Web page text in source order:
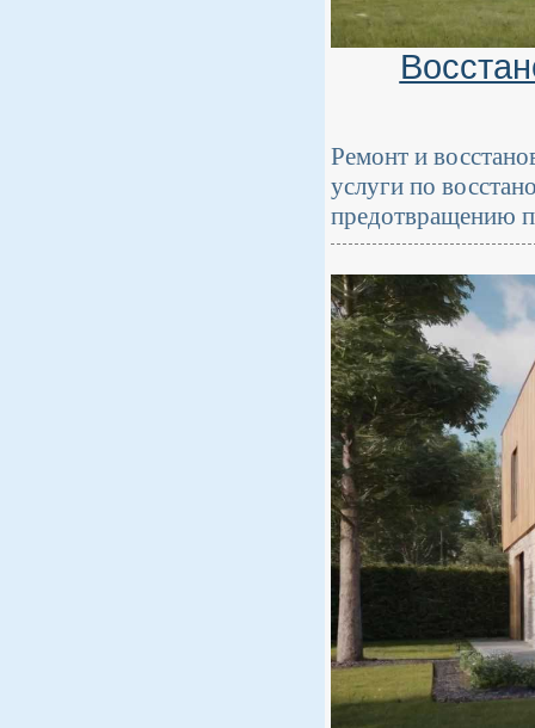
Ремонт и
услуги по
предотвращению